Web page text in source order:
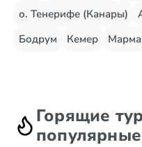
о. Тенерифе (Канары)
Бодрум
Кемер
Горящие